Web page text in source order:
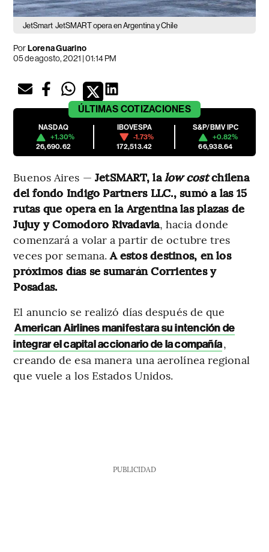
JetSmart JetSMART opera en Argentina y Chile
PorLorena Guarino
05 de agosto, 2021 | 01:14 PM
ÚLTIMAS COTIZACIONES
NASDAQ
+1.30%
26,690.62
IBOVESPA
-1.73%
172,513.42
S&P/BMV IPC
+0.82%
66,938.64
Buenos Aires — JetSMART, lalow costchilena
del fondo Indigo Partners LLC., sumó a las 15
rutas que opera en la Argentina las plazas de
Jujuy y Comodoro Rivadavia, hacia donde
comenzará a volar a partir de octubre tres
veces por semana.A estos destinos, en los
próximos días se sumarán Corrientes y
Posadas.
El anuncio se realizó días después de que
American Airlines manifestara su intención de
integrar el capital accionario de la compañía,
creando de esa manera una aerolínea regional
que vuele a los Estados Unidos.
PUBLICIDAD